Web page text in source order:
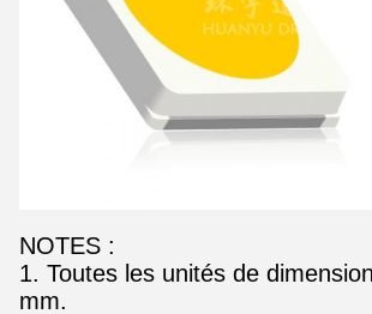
NOTES :
1. Toutes les unités de
mm.